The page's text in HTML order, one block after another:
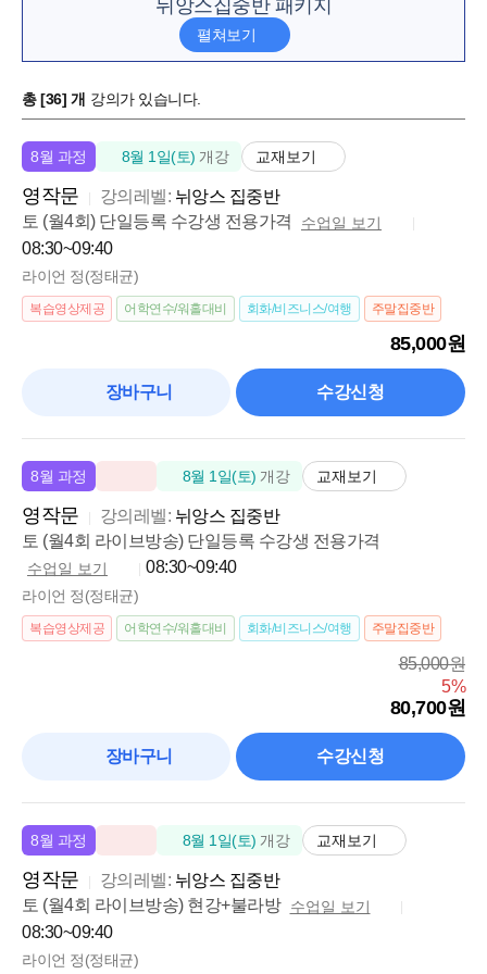
커리큘럼이 탄탄해요
실력이 빠르게 늘어요
윤*선
영어의 클라이맥스👍
커리큘럼이 탄탄해요
피드백이 상세해요
추천하고 싶은 강의에요
윤*선
짧은 강의 시간이지만 수업내용은 코어급👍
커리큘럼이 탄탄해요
실전 대비가 잘돼요
라이언쌤 반복수강생 전용 수업후기
커리큘럼이 탄탄해요
피드백이 상세해요
구*은
라이언 쌤 영작회화 2달 차 솔직 후기
피드백이 상세해요
실전 대비가 잘돼요
추천하고 싶은 강의에요
뉘앙스집중반 패키지
총 [36] 개 강의가 있습니다.
8월 과정 8월 1일(토) 개강 교재보기
영작문 강의레벨: 뉘앙스 집중반
토 (월4회) 단일등록 수강생 전용가격
수업일 보기
08:30~09:40
라이언 정(정태균)
복습영상제공 어학연수/워홀대비 회화/비즈니스/여행 주말집중반
85,000원
장바구니 수강신청
8월 과정 8월 1일(토) 개강 교재보기
영작문 강의레벨: 뉘앙스 집중반
토 (월4회 라이브방송) 단일등록 수강생 전용가격
수업일 보기 08:30~09:40
라이언 정(정태균)
복습영상제공 어학연수/워홀대비 회화/비즈니스/여행 주말집중반
85,000원
5%
80,700원
장바구니 수강신청
8월 과정 8월 1일(토) 개강 교재보기
영작문 강의레벨: 뉘앙스 집중반
토 (월4회 라이브방송) 현강+불라방
수업일 보기
08:30~09:40
라이언 정(정태균)